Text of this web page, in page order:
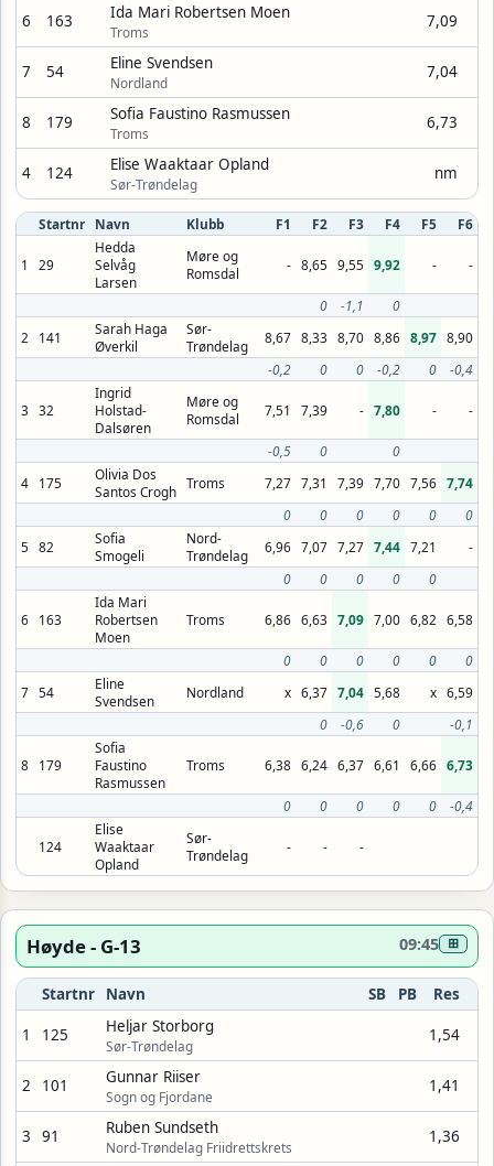
6 163 Ida Mari Robertsen Moen
Troms
7,09
7 54 Eline Svendsen
Nordland
7,04
8 179 Sofia Faustino Rasmussen
Troms
6,73
4 124 Elise Waaktaar Opland
Sør-Trøndelag
nm
Startnr Navn Klubb F1 F2 F3 F4 F5 F6
1 29
Hedda
Selvåg
Larsen
Møre og
Romsdal
- 8,65 9,55 9,92 - -
0 -1,1
0
2
141
Sarah Haga
Øverkil
Sør-
Trøndelag
8,67 8,33 8,70 8,86 8,97 8,90
-0,2
0 0 -0,2 0 -0,4
3 32
Ingrid
Holstad-
Dalsøren
Møre og
Romsdal
7,51 7,39 - 7,80 - -
-0,5 0
0
4
175
Olivia Dos
Santos Crogh Troms 7,27 7,31 7,39 7,70 7,56 7,74
0
0 0 0 0
0
5
82
Sofia
Smogeli
Nord-
Trøndelag
6,96 7,07 7,27 7,44 7,21
-
0
0 0 0 0
6 163
Ida Mari
Robertsen
Moen
Troms 6,86 6,63 7,09 7,00 6,82 6,58
0 0 0 0 0
0
7 54
Eline
Svendsen
Nordland x 6,37 7,04 5,68 x 6,59
0
-0,6 0 -0,1
8 179
Sofia
Faustino
Rasmussen
Troms 6,38 6,24 6,37 6,61 6,66 6,73
0 0 0 0 0 -0,4
124
Elise
Waaktaar
Opland
Sør-
Trøndelag
- - -
Høyde - G-13 09:45 ⊞
Startnr Navn SB PB Res
1 125 Heljar Storborg
Sør-Trøndelag
1,54
2 101 Gunnar Riiser
Sogn og Fjordane
1,41
3 91 Ruben Sundseth
Nord-Trøndelag Friidrettskrets
1,36